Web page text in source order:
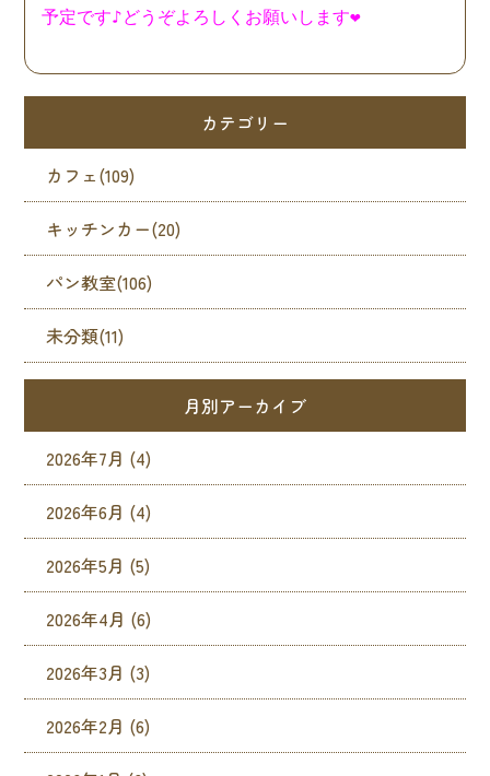
予定です♪どうぞよろしくお願いします❤︎
カテゴリー
カフェ(109)
キッチンカー(20)
パン教室(106)
未分類(11)
月別アーカイブ
2026年7月 (4)
2026年6月 (4)
2026年5月 (5)
2026年4月 (6)
2026年3月 (3)
2026年2月 (6)